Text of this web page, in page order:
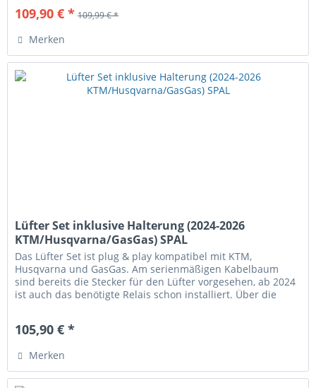
109,90 € * 109,99 € *
Merken
Lüfter Set inklusive Halterung (2024-2026
KTM/Husqvarna/GasGas) SPAL
Das Lüfter Set ist plug & play kompatibel mit KTM,
Husqvarna und GasGas. Am serienmäßigen Kabelbaum
sind bereits die Stecker für den Lüfter vorgesehen, ab 2024
ist auch das benötigte Relais schon installiert. Über die
105,90 € *
Merken